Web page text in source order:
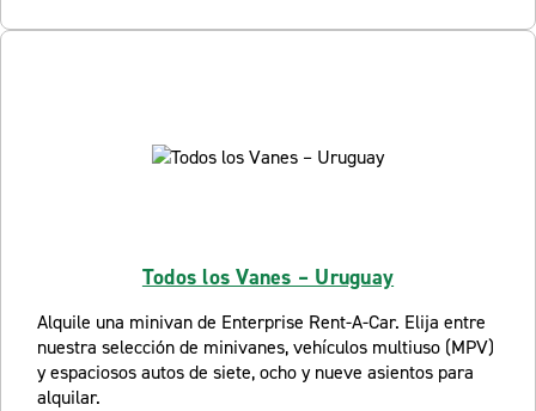
Todos los Vanes – Uruguay
Alquile una minivan de Enterprise Rent-A-Car. Elija entre
nuestra selección de minivanes, vehículos multiuso (MPV)
y espaciosos autos de siete, ocho y nueve asientos para
alquilar.